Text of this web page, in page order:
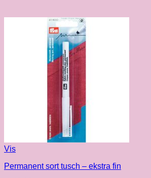
Vis
Permanent sort tusch – ekstra fin